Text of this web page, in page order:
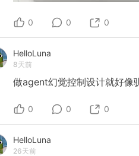
0 0 0
HelloLuna
8天前
做agent幻觉控制设计就好像
0 0 0
HelloLuna
26天前